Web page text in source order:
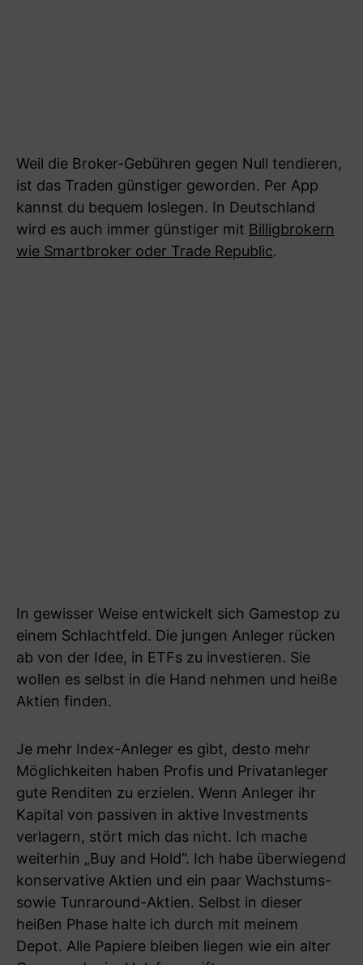
Weil die Broker-Gebühren gegen Null tendieren,
ist das Traden günstiger geworden. Per App
kannst du bequem loslegen. In Deutschland
wird es auch immer günstiger mit Billigbrokern
wie Smartbroker oder Trade Republic.
In gewisser Weise entwickelt sich Gamestop zu
einem Schlachtfeld. Die jungen Anleger rücken
ab von der Idee, in ETFs zu investieren. Sie
wollen es selbst in die Hand nehmen und heiße
Aktien finden.
Je mehr Index-Anleger es gibt, desto mehr
Möglichkeiten haben Profis und Privatanleger
gute Renditen zu erzielen. Wenn Anleger ihr
Kapital von passiven in aktive Investments
verlagern, stört mich das nicht. Ich mache
weiterhin „Buy and Hold“. Ich habe überwiegend
konservative Aktien und ein paar Wachstums-
sowie Tunraround-Aktien. Selbst in dieser
heißen Phase halte ich durch mit meinem
Depot. Alle Papiere bleiben liegen wie ein alter